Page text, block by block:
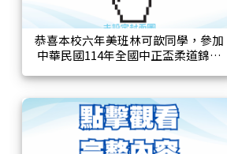
恭喜本校六年美班林可歆同學，參加
中華民國114年全國中正盃柔道錦標
軍。